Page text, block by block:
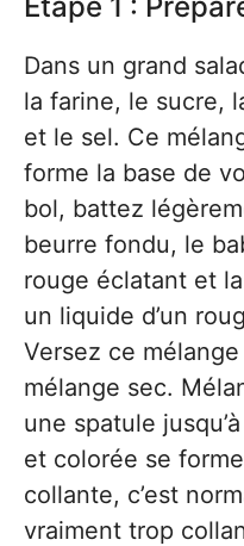
Dans un grand
la farine, le sucre,
et le sel. Ce
forme la base de
bol, battez
beurre fondu, le
rouge éclatant et
un liquide d’un
Versez ce
mélange sec.
une spatule
et colorée se
collante, c’est
vraiment trop